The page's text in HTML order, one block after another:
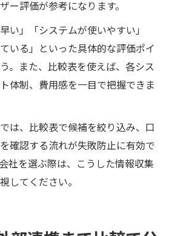
ー評価が参考になります。
い」「システムが使いやすい」
いる」といった具体的な評価ポイ
。また、比較表を使えば、各シス
体制、費用感を一目で把握できま
は、比較表で候補を絞り込み、口
確認する流れが失敗防止に有効で
社を選ぶ際は、こうした情報収集
してください。